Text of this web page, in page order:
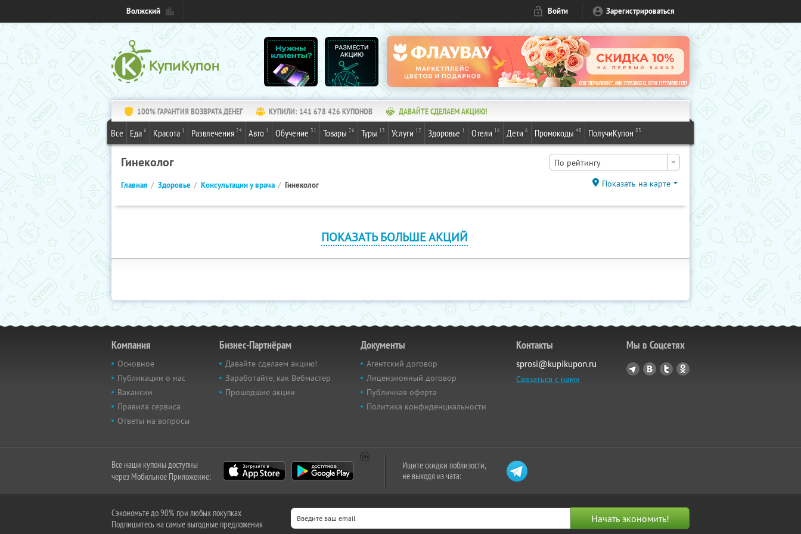
Волжский Войти Зарегистрироваться
100% ГАРАНТИЯ ВОЗВРАТА ДЕНЕГ КУПИЛИ: 141 678 426 КУПОНОВ ДАВАЙТЕ СДЕЛАЕМ АКЦИЮ!
Все Еда 6 Красота 1 Развлечения 24 Авто 1 Обучение 31 Товары 26 Туры 13 Услуги 12 Здоровье 1 Отели 16 Дети 6 Промокоды 48 ПолучиКупон 83
Гинеколог По рейтингу
Главная Здоровье Консультации у врача Гинеколог Показать на карте
ПОКАЗАТЬ БОЛЬШЕ АКЦИЙ
Компания
Основное
Публикации о нас
Вакансии
Правила сервиса
Ответы на вопросы
Бизнес-Партнёрам
Давайте сделаем акцию!
Заработайте, как Вебмастер
Прошедшие акции
Документы
Агентский договор
Лицензионный договор
Публичная оферта
Политика конфиденциальности
Контакты
sprosi@kupikupon.ru
Связаться с нами
Мы в Соцсетях
Все наши купоны доступны
через Мобильное Приложение:
Ищите скидки поблизости,
не выходя из чата:
Сэкономьте до 90% при любых покупках
Подпишитесь на самые выгодные предложения